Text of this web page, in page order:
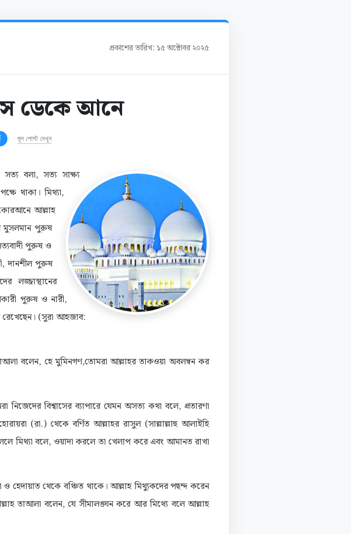
প্রকাশের তারিখ: ১৫ অক্টোবর ২০২৫
ডেকে আনে
মূল পোস্ট দেখুন
সত্য বলা, সত্য সাক্ষ্য
থাকা। মিথ্যা,
আল্লাহ
মুসলমান পুরুষ
পুরুষ ও
দানশীল পুরুষ
লজ্জাস্থানের
পুরুষ ও নারী,
রেখেছেন। (সুরা আহজাব:
বলেন, হে মুমিনগণ,তোমরা আল্লাহর তাকওয়া অবলম্বন কর
নিজেদের বিশ্বাসের ব্যাপারে যেমন অসত্য কথা বলে, প্রতারণা
(রা.) থেকে বর্ণিত আল্লাহর রাসুল (সাল্লাল্লাহু আলাইহি
মিথ্যা বলে, ওয়াদা করলে তা খেলাপ করে এবং আমানত রাখা
ও হেদায়াত থেকে বঞ্চিত থাকে। আল্লাহ মিথ্যুকদের পছন্দ করেন
তাআলা বলেন, যে সীমালঙ্ঘন করে আর মিথ্যে বলে আল্লাহ